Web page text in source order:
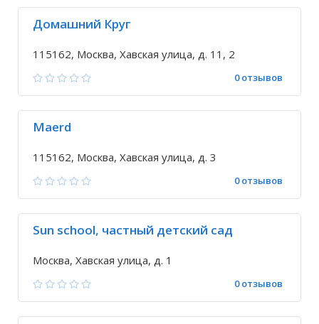
Домашний Круг
115162, Москва, Хавская улица, д. 11, 2
0 отзывов
Maerd
115162, Москва, Хавская улица, д. 3
0 отзывов
Sun school, частный детский сад
Москва, Хавская улица, д. 1
0 отзывов